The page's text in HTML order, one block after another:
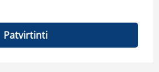
Patvirtinti